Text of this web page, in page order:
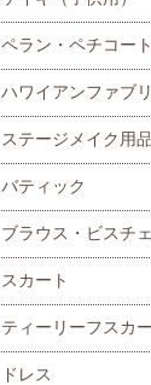
ペラン・ペチコート
ハワイアンファブ
ステージメイク用品
バティック
ブラウス・ビスチェ
スカート
ティーリーフスカ
ドレス